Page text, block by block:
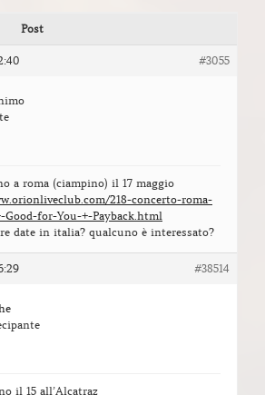
Post
#3055
a roma (ciampino) il 17 maggio
218-concerto-roma-
for-You-+-Payback.html
date in italia? qualcuno è interessato?
#38514
il 15 all’Alcatraz